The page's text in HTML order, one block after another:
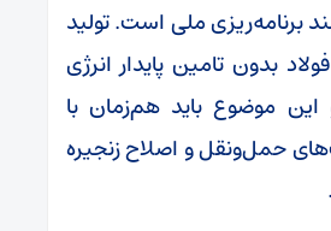
برنامه‌ریزی ملی است. تولید
بدون تامین پایدار انرژی
موضوع باید هم‌زمان با
حمل‌ونقل و اصلاح زنجیره